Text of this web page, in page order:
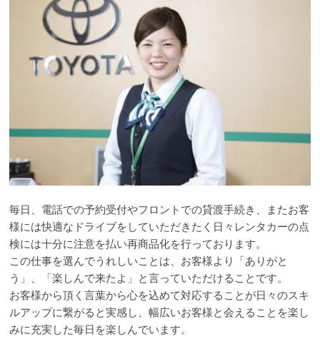
毎日、電話での予約受付やフロントでの貸渡手続き、またお客
様には快適なドライブをしていただきたく日々レンタカーの点
検には十分に注意を払い再商品化を行っております。
この仕事を選んでうれしいことは、お客様より「ありがと
う」、「楽しんで来たよ」と言っていただけることです。
お客様から頂く言葉から心を込めて対応することが日々のスキ
ルアップに繋がると実感し、幅広いお客様と会えることを楽し
みに充実した毎日を楽しんでいます。